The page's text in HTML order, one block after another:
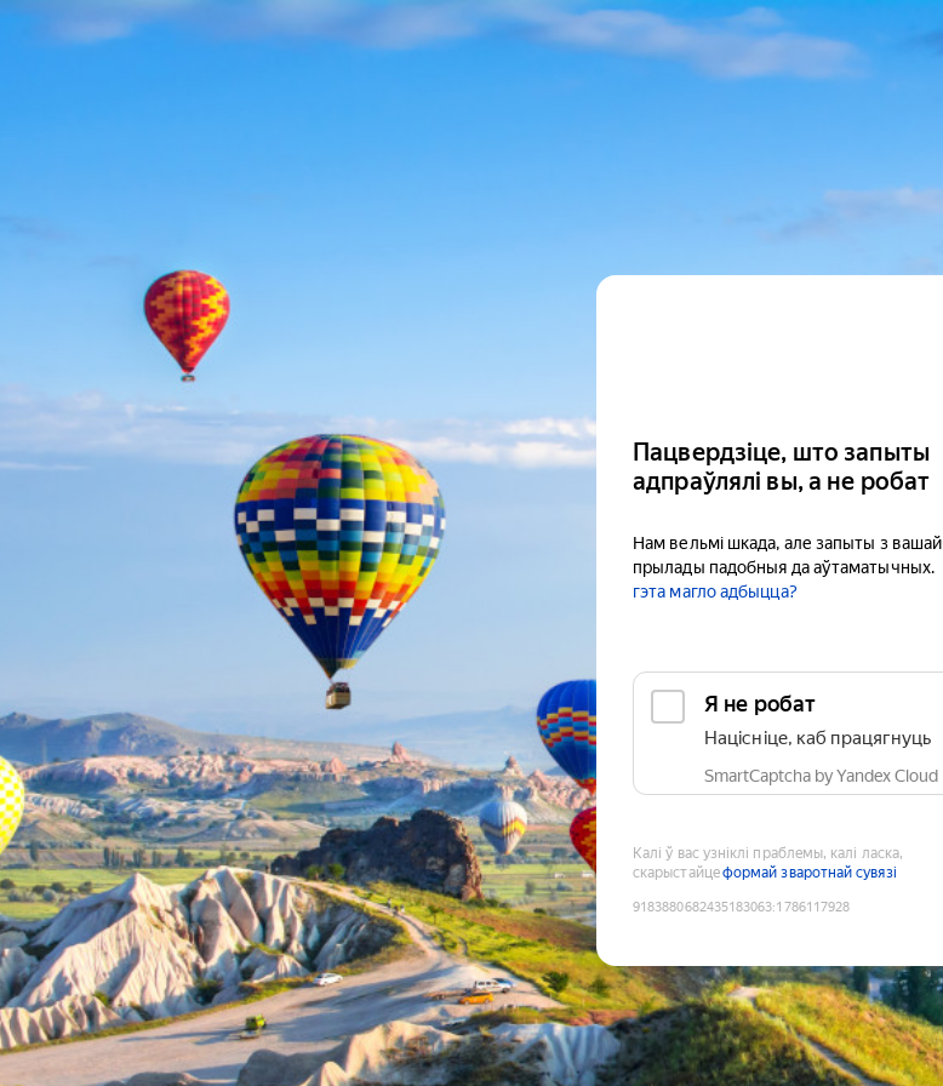
Пацвердзіце, што запыты
адпраўлялі вы, а не робат
Нам вельмі шкада, але запыты з вашай
прылады падобныя да аўтаматычных.
гэта магло адбыцца?
Я не робат
Націсніце, каб працягнуць
SmartCaptcha by Yandex Cloud
Калі ў вас узніклі праблемы, калі ласка,
скарыстайцеформай зваротнай сувязі
9183880682435183063:1786117928